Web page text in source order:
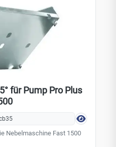
500
Decken- /
Ah (nicht im Lieferumfang
für Pump Pro Plus
Nebelmaschine Fast 1500